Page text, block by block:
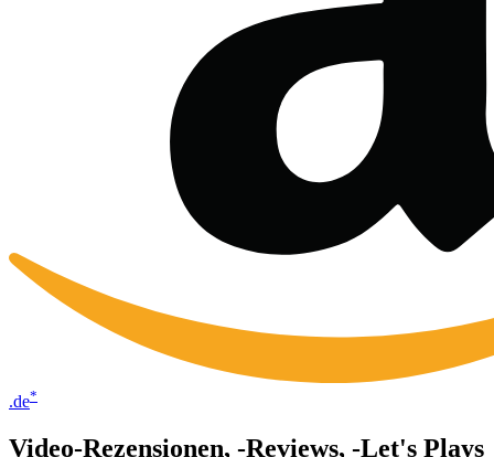
.de*
Video-Rezensionen, -Reviews, -Let's Plays